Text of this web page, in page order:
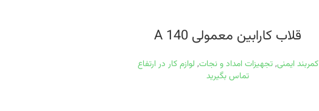
قلاب کارابین معمولی A 140
کمربند ایمنی, تجهیزات امداد و نجات, لوازم کار در ارتفاع
تماس بگیرید